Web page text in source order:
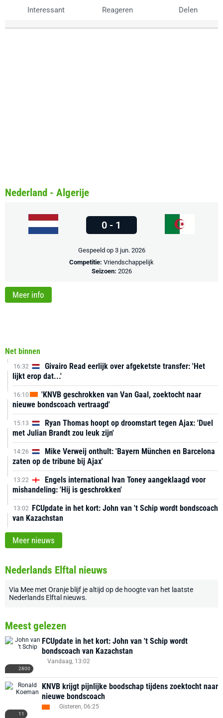
Interessant Reageren Delen
Net binnen
16:32
Givairo Read eerlijk over afgeketste transfer: 'Het
lijkt erop dat...'
16:10
'KNVB geschrokken van Van Gaal, zoektocht naar
nieuwe bondscoach vertraagd'
15:13
Ryan Thomas hoopt op droomstart tegen Ajax: 'Duel
met Julian Brandt zou leuk zijn'
14:26
Mike Verweij onthult: 'Bayern München en Barcelona
zaten op de tribune bij Ajax'
13:22
Engels international Ivan Toney aangeklaagd voor
mishandeling: 'Hij is geschrokken'
13:02 FCUpdate in het kort: John van 't Schip wordt bondscoach
van Kazachstan
Meer nieuws
Nederland - Algerije
0 - 1
Gespeeld op 3 jun. 2026
Competitie: Vriendschappelijk
Seizoen: 2026
Meer info
Nederlands Elftal nieuws
Via Mee met Oranje blijf je altijd op de hoogte van het laatste
Nederlands Elftal nieuws.
Meest gelezen
2800
FCUpdate in het kort: John van 't Schip wordt
bondscoach van Kazachstan
Vandaag, 13:02
11
KNVB krijgt pijnlijke boodschap tijdens zoektocht naar
nieuwe bondscoach
Gisteren, 06:25